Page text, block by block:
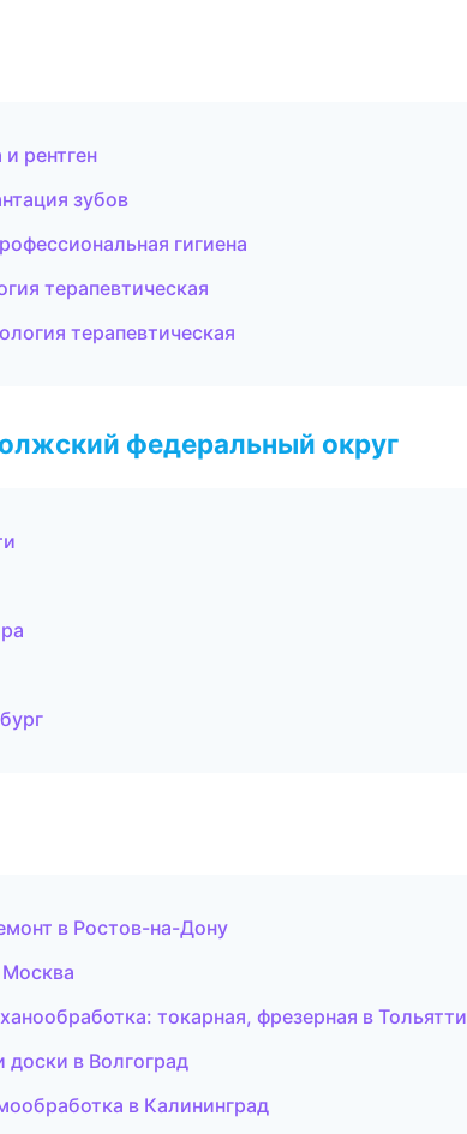
рентген
зубов
гигиена
терапевтическая
терапевтическая
федеральный округ
в Ростов-на-Дону
токарная, фрезерная в Тольятти
в Волгоград
в Калининград